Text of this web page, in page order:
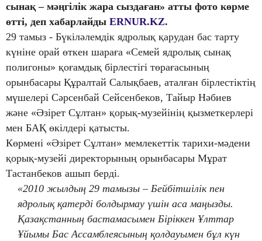
сынақ – мәңгілік жара сыздаған» атты фото көрме
өтті, деп хабарлайды ERNUR.KZ.
29 тамыз - Бүкіләлемдік ядролық қарудан бас тарту
күніне орай өткен шараға «Семей ядролық сынақ
полигоны» қоғамдық бірлестігі төрағасының
орынбасары Құралтай Салықбаев, аталған бірлестіктің
мүшелері Сәрсенбай Сейсенбеков, Тайыр Нәбиев
және «Әзірет Сұлтан» қорық-музейінің қызметкерлері
мен БАҚ өкілдері қатысты.
Көрмені «Әзірет Сұлтан» мемлекеттік тарихи-мәдени
қорық-музейі директорының орынбасары Мұрат
Тастанбеков ашып берді.
«2010 жылдың 29 тамызы – Бейбітшілік пен
ядролық қатерді болдырмау үшін аса маңызды.
Қазақстанның бастамасымен Біріккен Ұлттар
Ұйымы Бас Ассамблеясының қолдауымен бұл күн